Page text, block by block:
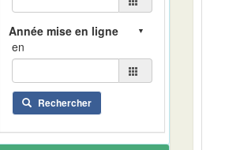
en
Rechercher